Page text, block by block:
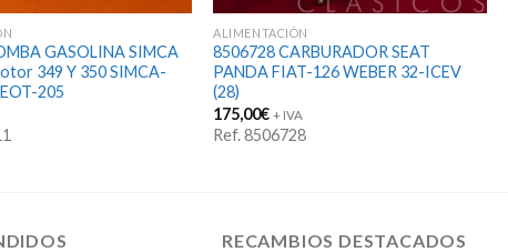
GASOLINA SIMCA
349 Y 350 SIMCA-
205
ALIMENTACIÓN
8506728 CARBURADOR SEAT
PANDA FIAT-126 WEBER 32-ICEV
(28)
175,00€ + IVA
Ref. 8506728
RECAMBIOS DESTACADOS